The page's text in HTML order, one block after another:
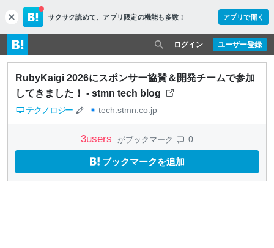
c
l
o
s
e
サクサク読めて、 アプリ限定の機能も多数！ アプリで開く
ユーザー登録
ログイン
RubyKaigi 2026にスポンサー協賛＆開発チームで参加
してきました！ - stmn tech blog
テクノロジー tech.stmn.co.jp
3users がブックマーク 0
ブックマークを追加